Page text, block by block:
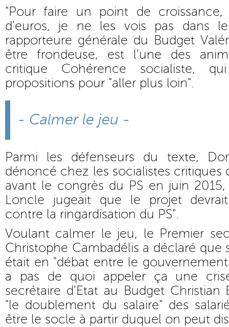
"Pour faire un point de
d'euros, je ne les vois pas dans
rapporteure générale du Budget
être frondeuse, est l'une des
critique Cohérence socialiste,
propositions pour "aller plus loin".
- Calmer le jeu -
Parmi les défenseurs du texte,
dénoncé chez les socialistes critiques
avant le congrès du PS en juin
Loncle jugeait que le projet
contre la ringardisation du PS".
Voulant calmer le jeu, le Premier
Christophe Cambadélis a déclaré que
était en "débat entre le
a pas de quoi appeler ça une
secrétaire d'Etat au Budget Christian
"le doublement du salaire" des
être le socle à partir duquel on peut